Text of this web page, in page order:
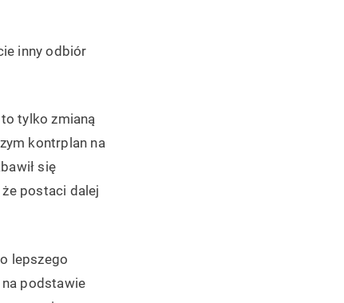
inny odbiór
tylko zmianą
kontrplan na
się
postaci dalej
lepszego
podstawie